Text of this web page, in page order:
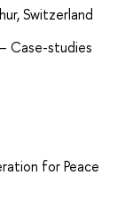
Switzerland
Case-studies
for Peace